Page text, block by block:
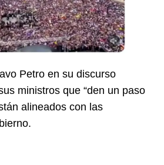
Petro en su discurso
ministros que “den un paso
alineados con las